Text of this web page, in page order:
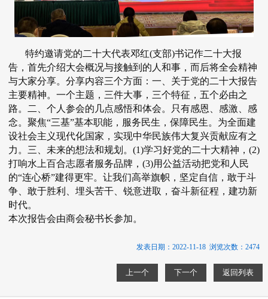
特约邀请党的二十大代表邓红(支部)书记作二十大报
告，首先介绍大会概况与接触到的人和事，而后将全会精神
与大家分享。分享内容三个方面：一、关于党的二十大报告
主要精神。一个主题，三件大事，三个特征，五个必由之
路。二、个人参会的几点感悟和体会。只有感恩、感激、感
念。聚焦“三基”基本职能，服务民生，保障民生。为全面建
设社会主义现代化国家，实现中华民族伟大复兴贡献应有之
力。三、未来的想法和规划。(1)学习好党的二十大精神，(2)
打响水上百合志愿者服务品牌，(3)用公益活动把党和人民
的“连心桥”建得更牢。让我们高举旗帜，坚定自信，敢于斗
争、敢于胜利、埋头苦干、锐意进取，奋斗新征程，建功新
时代。
本次报告会由商会秘书长参加。
发表日期：2022-11-18 浏览次数：2474
上一个 下一个 返回列表